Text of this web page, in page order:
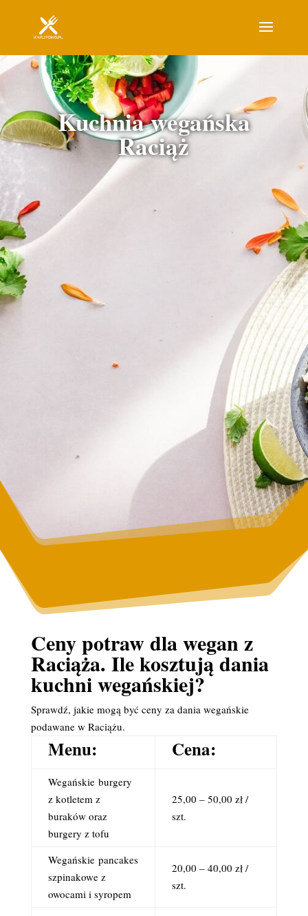
Kuchnia wegańska
Raciąż
Ceny potraw dla wegan z
Raciąża. Ile kosztują dania
kuchni wegańskiej?
Sprawdź, jakie mogą być ceny za dania wegańskie
podawane w Raciążu.
Menu: Cena:
Wegańskieburgery
z kotletem z
buraków oraz
burgery z tofu
25,00 – 50,00 zł /
szt.
Wegańskiepancakes
szpinakowe z
owocami i syropem
20,00 – 40,00 zł /
szt.